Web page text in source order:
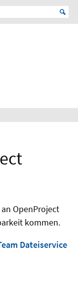
OpenProject
kommen.
Dateiservice